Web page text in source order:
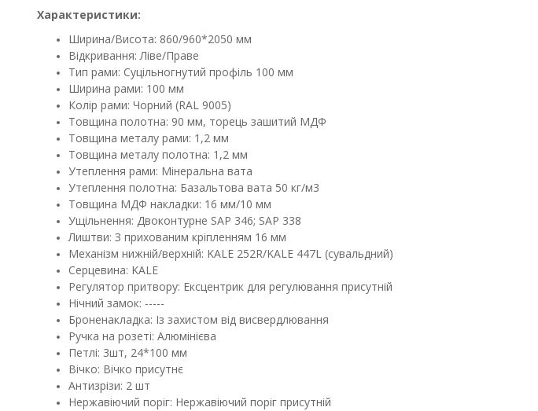
Характеристики:
Ширина/Висота: 860/960*2050 мм
Відкривання: Ліве/Праве
Тип рами: Суцільногнутий профіль 100 мм
Ширина рами: 100 мм
Колір рами: Чорний (RAL 9005)
Товщина полотна: 90 мм, торець зашитий МДФ
Товщина металу рами: 1,2 мм
Товщина металу полотна: 1,2 мм
Утеплення рами: Мінеральна вата
Утеплення полотна: Базальтова вата 50 кг/м3
Товщина МДФ накладки: 16 мм/10 мм
Ущільнення: Двоконтурне SAP 346; SAP 338
Лиштви: З прихованим кріпленням 16 мм
Механізм нижній/верхній: KALE 252R/KALE 447L (сувальдний)
Серцевина: KALE
Регулятор притвору: Ексцентрик для регулювання присутній
Нічний замок: -----
Броненакладка: Із захистом від висвердлювання
Ручка на розеті: Алюмінієва
Петлі: 3шт, 24*100 мм
Вічко: Вічко присутнє
Антизрізи: 2 шт
Нержавіючий поріг: Нержавіючий поріг присутній